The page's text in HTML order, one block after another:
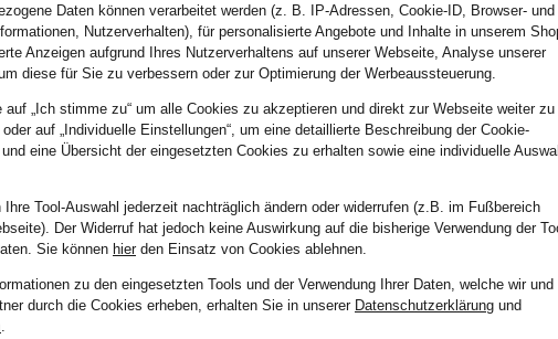
45 €
(300 € / 1 l)
Daten können verarbeitet werden (z. B. IP-Adressen, Cookie-ID, Browser- und
Nutzerverhalten), für personalisierte Angebote und Inhalte in unserem
Anzeigen aufgrund Ihres Nutzerverhaltens auf unserer Webseite, Analyse unserer
diese für Sie zu verbessern oder zur Optimierung der Werbeaussteuerung.
auf „Ich stimme zu“ um alle Cookies zu akzeptieren und direkt zur Webseite weiter zu
auf „Individuelle Einstellungen“, um eine detaillierte Beschreibung der Cookie-
und eine Übersicht der eingesetzten Cookies zu erhalten sowie eine individuelle
Ihre Tool-Auswahl jederzeit nachträglich ändern oder widerrufen (z.B. im Fußbereich
Der Widerruf hat jedoch keine Auswirkung auf die bisherige Verwendung der
Sie können hierden Einsatz von Cookies ablehnen.
zu den eingesetzten Tools und der Verwendung Ihrer Daten, welche wir und
durch die Cookies erheben, erhalten Sie in unserer Datenschutzerklärung und
.